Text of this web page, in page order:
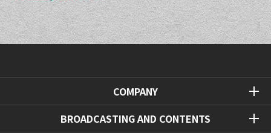
COMPANY
BROADCASTING AND CONTENTS